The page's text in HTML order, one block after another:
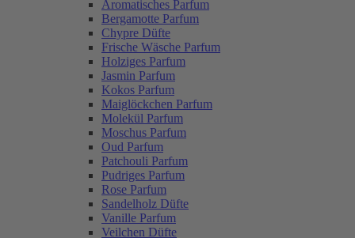
Aromatisches Parfum
Bergamotte Parfum
Chypre Düfte
Frische Wäsche Parfum
Holziges Parfum
Jasmin Parfum
Kokos Parfum
Maiglöckchen Parfum
Molekül Parfum
Moschus Parfum
Oud Parfum
Patchouli Parfum
Pudriges Parfum
Rose Parfum
Sandelholz Düfte
Vanille Parfum
Veilchen Düfte